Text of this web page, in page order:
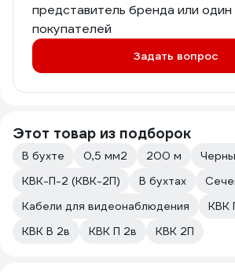
представитель бренда или один
покупателей
Задать вопрос
Этот товар из подборок
В бухте 0,5 мм2 200 м
КВК-П-2 (КВК-2П)
В бухтах
Кабели для видеонаблюдения
КВК
КВК В 2в
КВК П 2в КВК 2П